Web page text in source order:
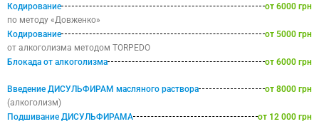
Кодирование
от 6000 грн
по методу «Довженко»
Кодирование
от 5000 грн
от алкоголизма методом TORPEDO
Блокада от алкоголизма
от 6000 грн
Введение ДИСУЛЬФИРАМ масляного раствора
от 8000 грн
(алкоголизм)
Подшивание ДИСУЛЬФИРАМА
от 12 000 грн